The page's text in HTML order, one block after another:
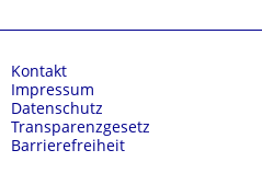
Kontakt
Impressum
Datenschutz
Transparenzgesetz
Barrierefreiheit